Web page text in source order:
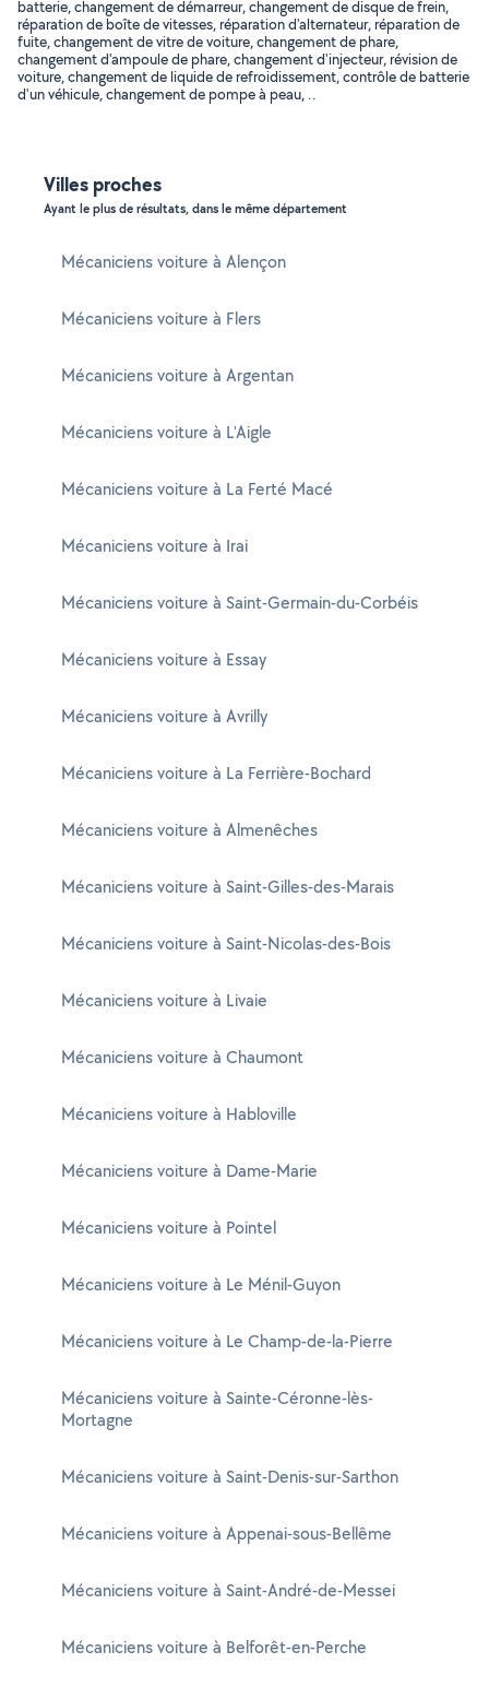
batterie, changement de démarreur, changement de disque de frein,
réparation de boîte de vitesses, réparation d'alternateur, réparation de
fuite, changement de vitre de voiture, changement de phare,
changement d'ampoule de phare, changement d'injecteur, révision de
voiture, changement de liquide de refroidissement, contrôle de batterie
d'un véhicule, changement de pompe à peau, ..
Villes proches
Ayant le plus de résultats, dans le même département
Mécaniciens voiture à Alençon
Mécaniciens voiture à Flers
Mécaniciens voiture à Argentan
Mécaniciens voiture à L'Aigle
Mécaniciens voiture à La Ferté Macé
Mécaniciens voiture à Irai
Mécaniciens voiture à Saint-Germain-du-Corbéis
Mécaniciens voiture à Essay
Mécaniciens voiture à Avrilly
Mécaniciens voiture à La Ferrière-Bochard
Mécaniciens voiture à Almenêches
Mécaniciens voiture à Saint-Gilles-des-Marais
Mécaniciens voiture à Saint-Nicolas-des-Bois
Mécaniciens voiture à Livaie
Mécaniciens voiture à Chaumont
Mécaniciens voiture à Habloville
Mécaniciens voiture à Dame-Marie
Mécaniciens voiture à Pointel
Mécaniciens voiture à Le Ménil-Guyon
Mécaniciens voiture à Le Champ-de-la-Pierre
Mécaniciens voiture à Sainte-Céronne-lès-
Mortagne
Mécaniciens voiture à Saint-Denis-sur-Sarthon
Mécaniciens voiture à Appenai-sous-Bellême
Mécaniciens voiture à Saint-André-de-Messei
Mécaniciens voiture à Belforêt-en-Perche